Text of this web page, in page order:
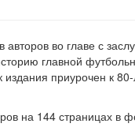
авторов во главе с
главной
приурочен к
на 144 страницах в